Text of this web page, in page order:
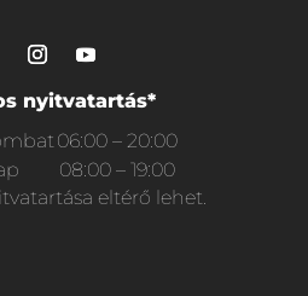
nyitvatartás*
06:00 – 20:00
08:00 – 19:00
eltérő lehet.